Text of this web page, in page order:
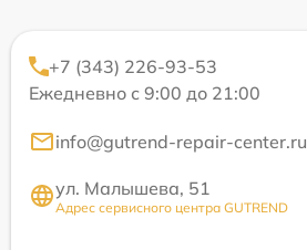
+7 (343) 226-93-53
Ежедневно с 9:00 до 21:00
info@gutrend-repair-center.ru
ул. Малышева, 51
Адрес сервисного центра GUTREND